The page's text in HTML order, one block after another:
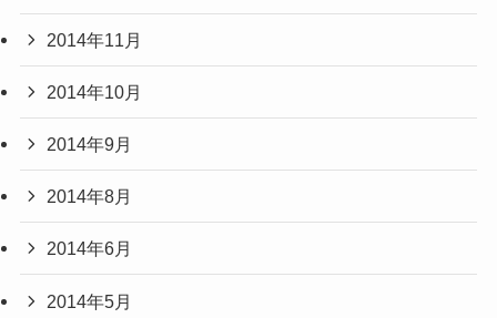
2014年11月
2014年10月
2014年9月
2014年8月
2014年6月
2014年5月